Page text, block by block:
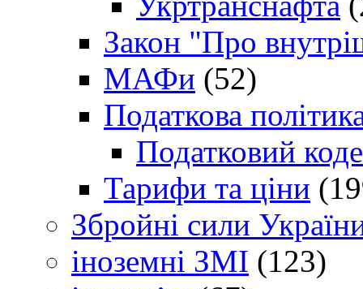
Закон "Про
МАФи (52)
Податкова
Податковий
Тарифи та ціни
Збройні сили
іноземні ЗМІ (123)